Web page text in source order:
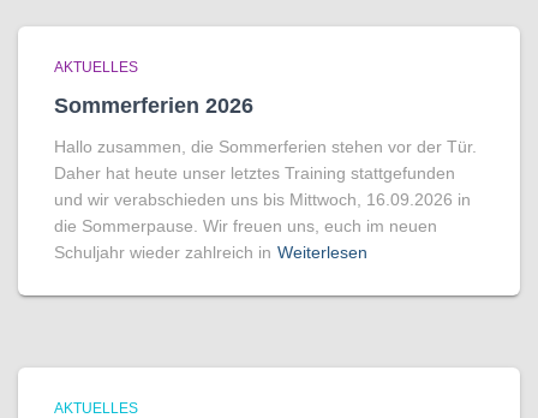
AKTUELLES
Sommerferien 2026
Hallo zusammen, die Sommerferien stehen vor der Tür.
Daher hat heute unser letztes Training stattgefunden
und wir verabschieden uns bis Mittwoch, 16.09.2026 in
die Sommerpause. Wir freuen uns, euch im neuen
Schuljahr wieder zahlreich in Weiterlesen
AKTUELLES